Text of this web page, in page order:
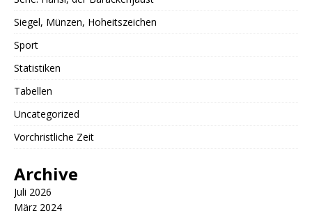
Siegel, Münzen, Hoheitszeichen
Sport
Statistiken
Tabellen
Uncategorized
Vorchristliche Zeit
Archive
Juli 2026
März 2024